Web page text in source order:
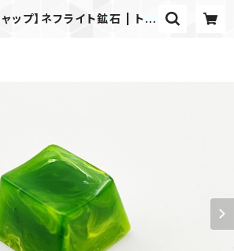
ャップ】ネフライト鉱石 | トト